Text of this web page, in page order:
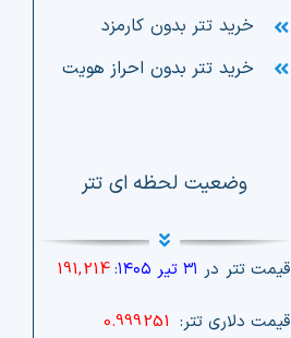
خرید تتر بدون کارمزد
خرید تتر بدون احراز هویت
وضعیت لحظه ای تتر
قیمت تتر در ۳۱ تیر ۱۴۰۵ :
191,214
قیمت دلاری تتر: 0.999251